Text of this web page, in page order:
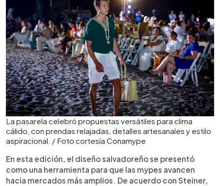
La pasarela celebró propuestas versátiles para clima
cálido, con prendas relajadas, detalles artesanales y estilo
aspiracional. / Foto cortesía Conamype
En esta edición, el diseño salvadoreño se presentó
como una herramienta para que las mypes avancen
hacia mercados más amplios. De acuerdo con Steiner,